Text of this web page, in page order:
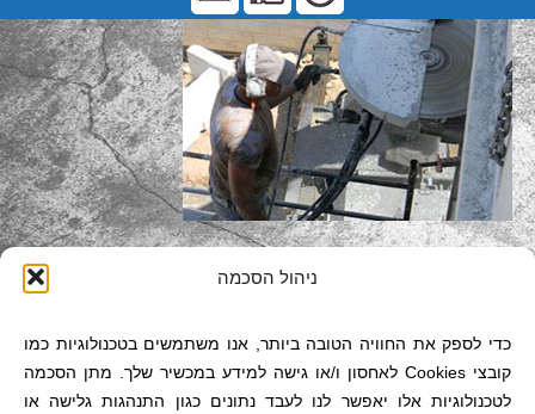
ניהול הסכמה
כדי לספק את החוויה הטובה ביותר, אנו משתמשים בטכנולוגיות כמו
קובצי Cookies לאחסון ו/או גישה למידע במכשיר שלך. מתן הסכמה
לטכנולוגיות אלו יאפשר לנו לעבד נתונים כגון התנהגות גלישה או